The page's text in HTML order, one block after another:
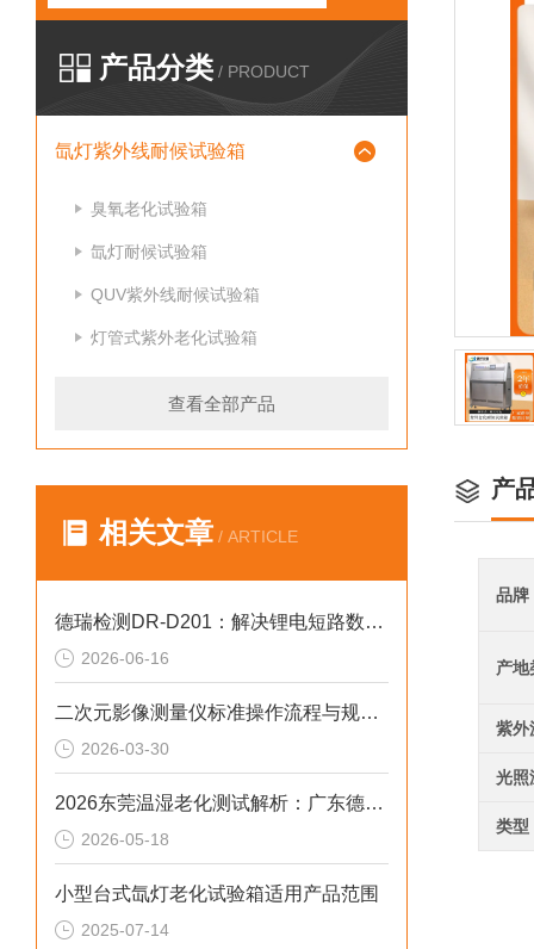
产品分类 / PRODUCT
氙灯紫外线耐候试验箱
臭氧老化试验箱
氙灯耐候试验箱
QUV紫外线耐候试验箱
灯管式紫外老化试验箱
查看全部产品
相关文章 / ARTICLE
德瑞检测DR-D201：解决锂电短路数据偏差的2026选型标准
2026-06-16
二次元影像测量仪标准操作流程与规范手册
2026-03-30
2026东莞温湿老化测试解析：广东德瑞温湿震三综合试验箱解决实测难题
2026-05-18
小型台式氙灯老化试验箱适用产品范围
2025-07-14
产
品牌
产地
紫外
光照
类型